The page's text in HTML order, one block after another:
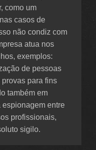
como um
casos de
não condiz com
atua nos
exemplos:
de pessoas
para fins
também em
entre
profissionais,
sigilo.